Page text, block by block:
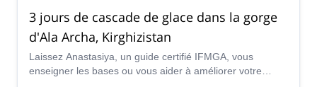
3 jours de cascade de glace dans la gorge
d'Ala Archa, Kirghizistan
Laissez Anastasiya, un guide certifié IFMGA, vous
enseigner les bases ou vous aider à améliorer votre